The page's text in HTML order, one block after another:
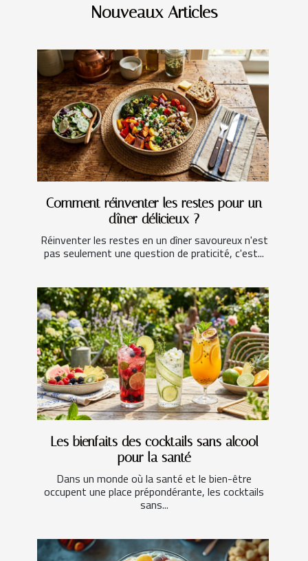
Nouveaux Articles
Comment réinventer les restes pour un
dîner délicieux ?
Réinventer les restes en un dîner savoureux n'est
pas seulement une question de praticité, c'est...
Les bienfaits des cocktails sans alcool
pour la santé
Dans un monde où la santé et le bien-être
occupent une place prépondérante, les cocktails
sans...